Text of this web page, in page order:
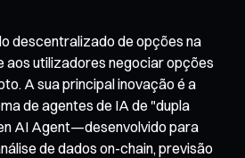
descentralizado de opções na
aos utilizadores negociar opções
A sua principal inovação é a
de agentes de IA de "dupla
AI Agent—desenvolvido para
de dados on-chain, previsão